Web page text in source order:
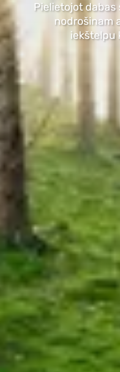
Pielietojot dabas
nodrošinam
iekštelpu